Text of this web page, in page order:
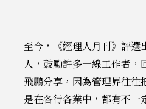
至今，《經理人月刊》評選
人，鼓勵許多一線工作者，
飛鵬分享，因為管理界往往
是在各行各業中，都有不一